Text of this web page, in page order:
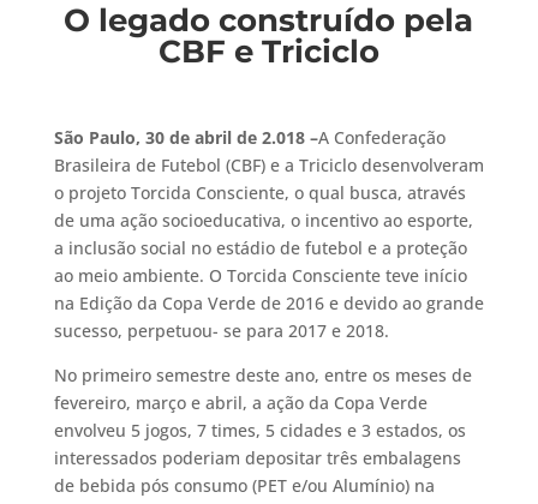
O legado construído pela
CBF e Triciclo
São Paulo, 30 de abril de 2.018 –A Confederação
Brasileira de Futebol (CBF) e a Triciclo desenvolveram
o projeto Torcida Consciente, o qual busca, através
de uma ação socioeducativa, o incentivo ao esporte,
a inclusão social no estádio de futebol e a proteção
ao meio ambiente. O Torcida Consciente teve início
na Edição da Copa Verde de 2016 e devido ao grande
sucesso, perpetuou- se para 2017 e 2018.
No primeiro semestre deste ano, entre os meses de
fevereiro, março e abril, a ação da Copa Verde
envolveu 5 jogos, 7 times, 5 cidades e 3 estados, os
interessados poderiam depositar três embalagens
de bebida pós consumo (PET e/ou Alumínio) na